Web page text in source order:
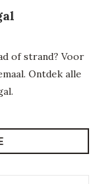
of strand? Voor
Ontdek alle
.